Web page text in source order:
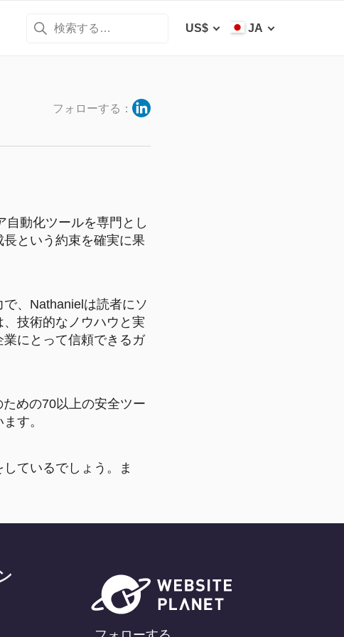
US$ JA
フォローする：
自動化ツールを専門とし
という約束を確実に果
、Nathanielは読者にソ
技術的なノウハウと実
にとって信頼できるガ
めの70以上の安全ツー
す。
ているでしょう。ま